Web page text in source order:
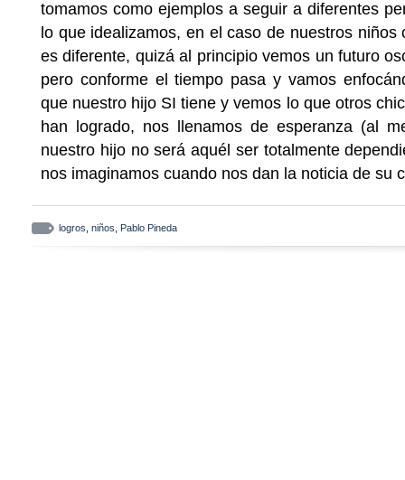
tomamos como ejemplos a seguir a diferentes
lo que idealizamos, en el caso de nuestros
es diferente, quizá al principio vemos un futuro
pero conforme el tiempo pasa y vamos
que nuestro hijo SI tiene y vemos lo que otros
han logrado, nos llenamos de esperanza (al
nuestro hijo no será aquél ser totalmente
nos imaginamos cuando nos dan la noticia de su
logros niños Pablo Pineda